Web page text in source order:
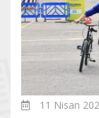
11 Nisan